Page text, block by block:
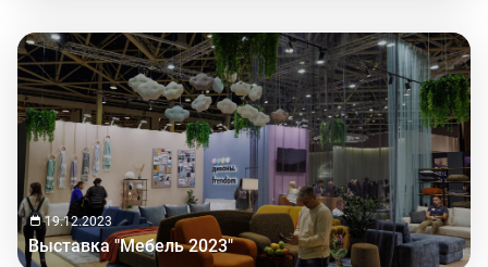
19.12.2023
Выставка "Мебель 2023"